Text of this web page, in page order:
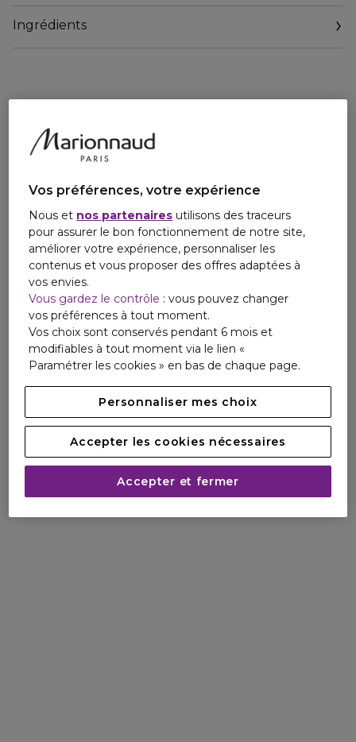
Skinmunity est enrichie d'une formule 100% biotech,
peaux mixtes à grasses, idéale pour les peaux jeunes et
masculines.
Notre émulsion est l’atout parfait pour parfaire, stabiliser et
extérieures et l'acné.
Ingrédients
Vos préférences, votre expérience
Nous et nos partenaires utilisons des traceurs
pour assurer le bon fonctionnement de notre site,
améliorer votre expérience, personnaliser les
contenus et vous proposer des offres adaptées à
vos envies.
Vous gardez le contrôle : vous pouvez changer
vos préférences à tout moment.
Vos choix sont conservés pendant 6 mois et
modifiables à tout moment via le lien «
Paramétrer les cookies » en bas de chaque page.
Personnaliser mes choix
Accepter les cookies nécessaires
Accepter et fermer